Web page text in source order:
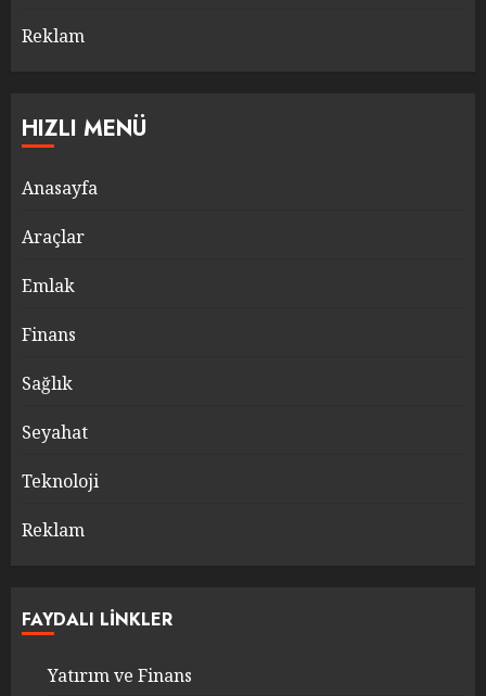
Reklam
HIZLI MENÜ
Anasayfa
Araçlar
Emlak
Finans
Sağlık
Seyahat
Teknoloji
Reklam
FAYDALI LINKLER
Yatırım ve Finans